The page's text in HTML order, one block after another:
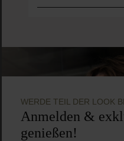
WERDE TEIL DER LOOK
Anmelden &
genießen!